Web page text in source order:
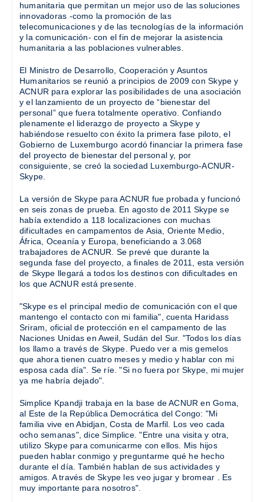
humanitaria que permitan un mejor uso de las soluciones
innovadoras -como la promoción de las
telecomunicaciones y de las tecnologías de la información
y la comunicación- con el fin de mejorar la asistencia
humanitaria a las poblaciones vulnerables.
El Ministro de Desarrollo, Cooperación y Asuntos
Humanitarios se reunió a principios de 2009 con Skype y
ACNUR para explorar las posibilidades de una asociación
y el lanzamiento de un proyecto de “bienestar del
personal” que fuera totalmente operativo. Confiando
plenamente el liderazgo de proyecto a Skype y
habiéndose resuelto con éxito la primera fase piloto, el
Gobierno de Luxemburgo acordó financiar la primera fase
del proyecto de bienestar del personal y, por
consiguiente, se creó la sociedad Luxemburgo-ACNUR-
Skype.
La versión de Skype para ACNUR fue probada y funcionó
en seis zonas de prueba. En agosto de 2011 Skype se
había extendido a 118 localizaciones con muchas
dificultades en campamentos de Asia, Oriente Medio,
África, Oceanía y Europa, beneficiando a 3.068
trabajadores de ACNUR. Se prevé que durante la
segunda fase del proyecto, a finales de 2011, esta versión
de Skype llegará a todos los destinos con dificultades en
los que ACNUR está presente.
"Skype es el principal medio de comunicación con el que
mantengo el contacto con mi familia", cuenta Haridass
Sriram, oficial de protección en el campamento de las
Naciones Unidas en Aweil, Sudán del Sur. "Todos los días
los llamo a través de Skype. Puedo ver a mis gemelos
que ahora tienen cuatro meses y medio y hablar con mi
esposa cada día". Se ríe. "Si no fuera por Skype, mi mujer
ya me habría dejado".
Simplice Kpandji trabaja en la base de ACNUR en Goma,
al Este de la República Democrática del Congo: "Mi
familia vive en Abidjan, Costa de Marfil. Los veo cada
ocho semanas", dice Simplice. "Entre una visita y otra,
utilizo Skype para comunicarme con ellos. Mis hijos
pueden hablar conmigo y preguntarme qué he hecho
durante el día. También hablan de sus actividades y
amigos. A través de Skype les veo jugar y bromear . Es
muy importante para nosotros".